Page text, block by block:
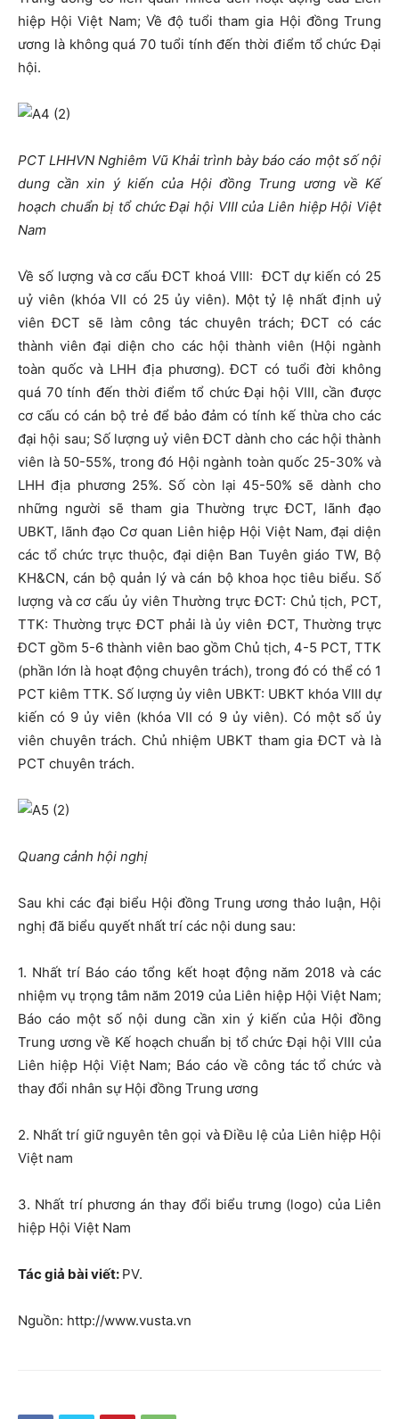
hiệp Hội Việt Nam; Về độ tuổi tham gia Hội đồng Trung
ương là không quá 70 tuổi tính đến thời điểm tổ chức Đại
hội.
PCT LHHVN Nghiêm Vũ Khải trình bày báo cáo một số nội
dung cần xin ý kiến của Hội đồng Trung ương về Kế
hoạch chuẩn bị tổ chức Đại hội VIII của Liên hiệp Hội Việt
Nam
Về số lượng và cơ cấu ĐCT khoá VIII: ĐCT dự kiến có 25
uỷ viên (khóa VII có 25 ủy viên). Một tỷ lệ nhất định uỷ
viên ĐCT sẽ làm công tác chuyên trách; ĐCT có các
thành viên đại diện cho các hội thành viên (Hội ngành
toàn quốc và LHH địa phương). ĐCT có tuổi đời không
quá 70 tính đến thời điểm tổ chức Đại hội VIII, cần được
cơ cấu có cán bộ trẻ để bảo đảm có tính kế thừa cho các
đại hội sau; Số lượng uỷ viên ĐCT dành cho các hội thành
viên là 50-55%, trong đó Hội ngành toàn quốc 25-30% và
LHH địa phương 25%. Số còn lại 45-50% sẽ dành cho
những người sẽ tham gia Thường trực ĐCT, lãnh đạo
UBKT, lãnh đạo Cơ quan Liên hiệp Hội Việt Nam, đại diện
các tổ chức trực thuộc, đại diện Ban Tuyên giáo TW, Bộ
KH&CN, cán bộ quản lý và cán bộ khoa học tiêu biểu. Số
lượng và cơ cấu ủy viên Thường trực ĐCT: Chủ tịch, PCT,
TTK: Thường trực ĐCT phải là ủy viên ĐCT, Thường trực
ĐCT gồm 5-6 thành viên bao gồm Chủ tịch, 4-5 PCT, TTK
(phần lớn là hoạt động chuyên trách), trong đó có thể có 1
PCT kiêm TTK. Số lượng ủy viên UBKT: UBKT khóa VIII dự
kiến có 9 ủy viên (khóa VII có 9 ủy viên). Có một số ủy
viên chuyên trách. Chủ nhiệm UBKT tham gia ĐCT và là
PCT chuyên trách.
Quang cảnh hội nghị
Sau khi các đại biểu Hội đồng Trung ương thảo luận, Hội
nghị đã biểu quyết nhất trí các nội dung sau:
1. Nhất trí Báo cáo tổng kết hoạt động năm 2018 và các
nhiệm vụ trọng tâm năm 2019 của Liên hiệp Hội Việt Nam;
Báo cáo một số nội dung cần xin ý kiến của Hội đồng
Trung ương về Kế hoạch chuẩn bị tổ chức Đại hội VIII của
Liên hiệp Hội Việt Nam; Báo cáo về công tác tổ chức và
thay đổi nhân sự Hội đồng Trung ương
2. Nhất trí giữ nguyên tên gọi và Điều lệ của Liên hiệp Hội
Việt nam
3. Nhất trí phương án thay đổi biểu trưng (logo) của Liên
hiệp Hội Việt Nam
Tác giả bài viết: PV.
Nguồn: http://www.vusta.vn